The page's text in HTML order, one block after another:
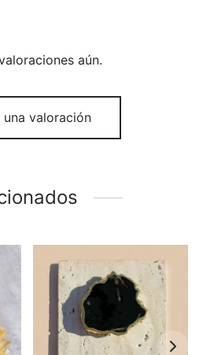
aún.
una valoración